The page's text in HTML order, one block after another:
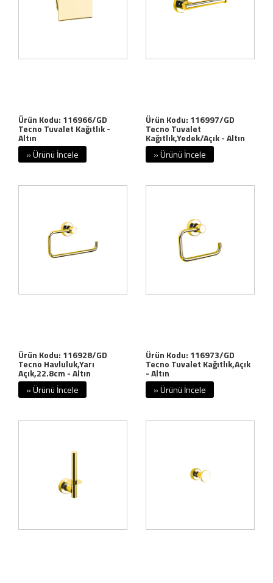
Ürün Kodu: 116966/GD
Tecno Tuvalet Kağıtlık -
Altın
» Ürünü İncele
Ürün Kodu: 116997/GD
Tecno Tuvalet
Kağıtlık,Yedek/Açık - Altın
» Ürünü İncele
Ürün Kodu: 116928/GD
Tecno Havluluk,Yarı
Açık,22.8cm - Altın
» Ürünü İncele
Ürün Kodu: 116973/GD
Tecno Tuvalet Kağıtlık,Açık
- Altın
» Ürünü İncele